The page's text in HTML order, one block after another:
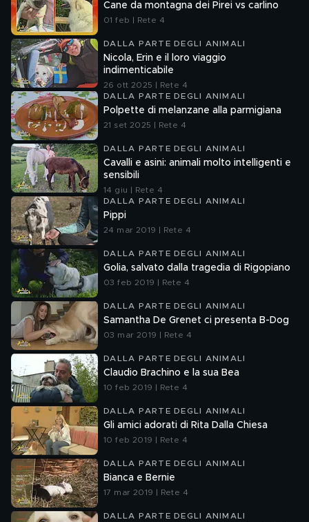
Cane da montagna dei Pirei vs carlino
01 feb | Rete 4
DALLA PARTE DEGLI ANIMALI
Nicola, Erin e il loro viaggio
indimenticabile
26 ott 2025 | Rete 4
DALLA PARTE DEGLI ANIMALI
Polpette di melanzane alla parmigiana
21 set 2025 | Rete 4
DALLA PARTE DEGLI ANIMALI
Cavalli e asini: animali molto intelligenti e
sensibili
14 giu | Rete 4
DALLA PARTE DEGLI ANIMALI
Pippi
24 mar 2019 | Rete 4
DALLA PARTE DEGLI ANIMALI
Golia, salvato dalla tragedia di Rigopiano
03 feb 2019 | Rete 4
DALLA PARTE DEGLI ANIMALI
Samantha De Grenet ci presenta B-Dog
03 mar 2019 | Rete 4
DALLA PARTE DEGLI ANIMALI
Claudio Brachino e la sua Bea
10 feb 2019 | Rete 4
DALLA PARTE DEGLI ANIMALI
Gli amici adorati di Rita Dalla Chiesa
10 feb 2019 | Rete 4
DALLA PARTE DEGLI ANIMALI
Bianca e Bernie
17 mar 2019 | Rete 4
DALLA PARTE DEGLI ANIMALI